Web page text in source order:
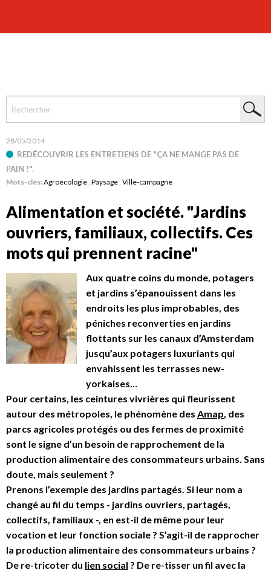
28/05/2014
REDÉCOUVRIR LES ENTRETIENS DE "ÇA NE MANGE PAS DE
PAIN !".
Mots-clés:Agroécologie , Paysage , Ville-campagne
Alimentation et société. "Jardins
ouvriers, familiaux, collectifs. Ces
mots qui prennent racine"
Aux quatre coins du monde, potagers
et jardins s’épanouissent dans les
endroits les plus improbables, des
péniches reconverties en jardins
flottants sur les canaux d’Amsterdam
jusqu’aux potagers luxuriants qui
envahissent les terrasses new-
yorkaises…
Pour certains, les ceintures vivrières qui fleurissent
autour des métropoles, le phénomène des Amap, des
parcs agricoles protégés ou des fermes de proximité
sont le signe d’un besoin de rapprochement de la
production alimentaire des consommateurs urbains. Sans
doute, mais seulement ?
Prenons l’exemple des jardins partagés. Si leur nom a
changé au fil du temps - jardins ouvriers, partagés,
collectifs, familiaux -, en est-il de même pour leur
vocation et leur fonction sociale ? S’agit-il de rapprocher
la production alimentaire des consommateurs urbains ?
De re-tricoter du lien social ? De re-tisser un fil avec la